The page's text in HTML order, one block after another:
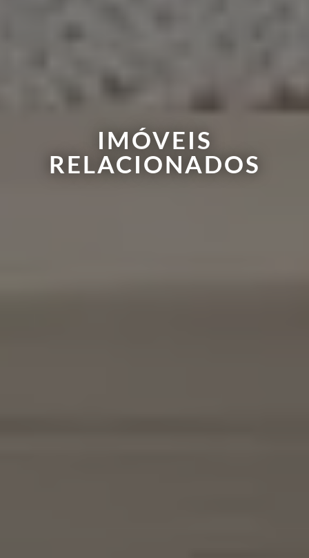
IMÓVEIS
RELACIONADOS